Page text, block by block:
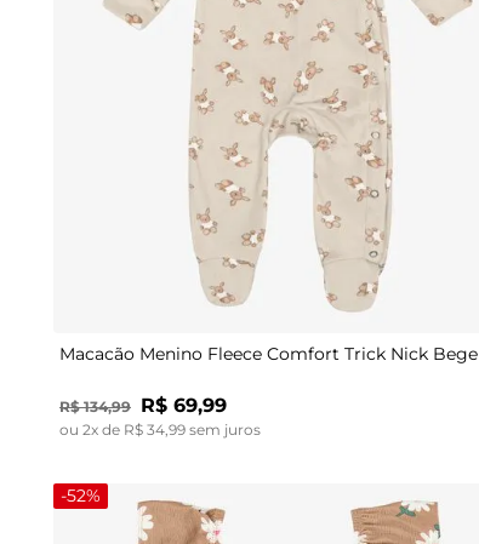
M
Macacão Menino Fleece Comfort Trick Nick Bege
R$ 134,99 R$ 69,99
ou 2x de R$ 34 99 sem juros
-52%